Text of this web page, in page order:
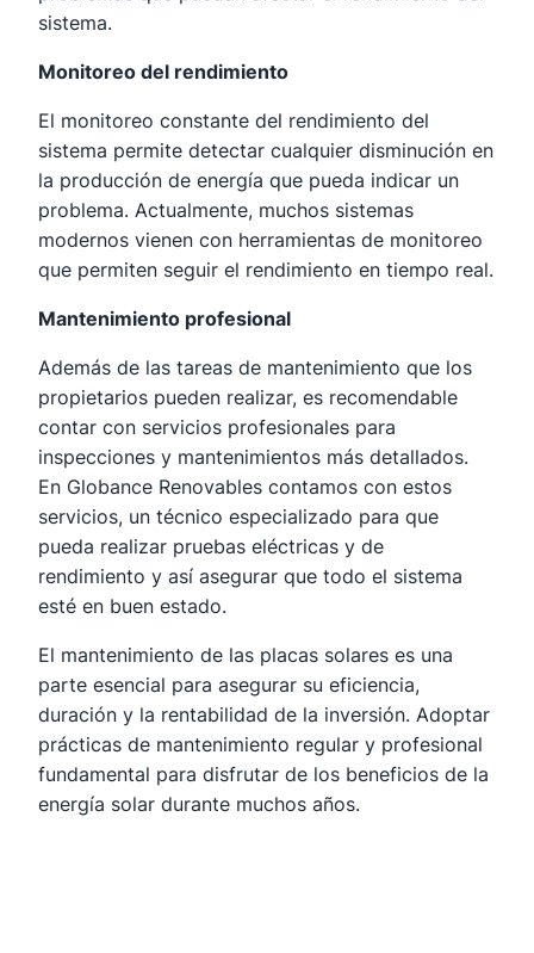
sistema.
Monitoreo del rendimiento
El monitoreo constante del rendimiento del
sistema permite detectar cualquier disminución en
la producción de energía que pueda indicar un
problema. Actualmente, muchos sistemas
modernos vienen con herramientas de monitoreo
que permiten seguir el rendimiento en tiempo real.
Mantenimiento profesional
Además de las tareas de mantenimiento que los
propietarios pueden realizar, es recomendable
contar con servicios profesionales para
inspecciones y mantenimientos más detallados.
En Globance Renovables contamos con estos
servicios, un técnico especializado para que
pueda realizar pruebas eléctricas y de
rendimiento y así asegurar que todo el sistema
esté en buen estado.
El mantenimiento de las placas solares es una
parte esencial para asegurar su eficiencia,
duración y la rentabilidad de la inversión. Adoptar
prácticas de mantenimiento regular y profesional
fundamental para disfrutar de los beneficios de la
energía solar durante muchos años.